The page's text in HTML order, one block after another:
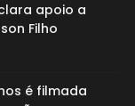
apoio a
Filho
é filmada